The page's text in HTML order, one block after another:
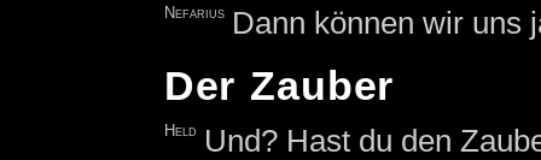
Nefarius Dann können wir uns
Der Zauber
Held Und? Hast du den